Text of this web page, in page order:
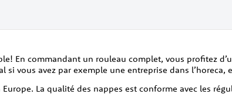
En commandant un rouleau complet, vous profitez
vous avez par exemple une entreprise dans
La qualité des nappes est conforme avec les